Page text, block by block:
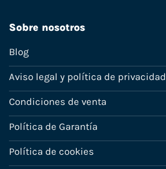
Sobre nosotros
Blog
Aviso legal y política de privacidad
Condiciones de venta
Política de Garantía
Política de cookies